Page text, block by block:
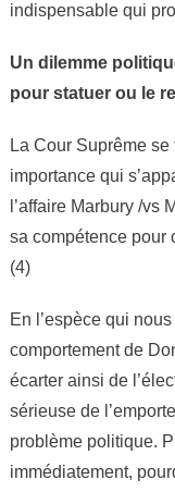
indispensable qui
Un dilemme
pour statuer ou le
La Cour Suprême
importance qui
l’affaire Marbury /vs
sa compétence pour
(4)
En l’espèce qui
comportement de
écarter ainsi de
sérieuse de
problème politique.
immédiatement,